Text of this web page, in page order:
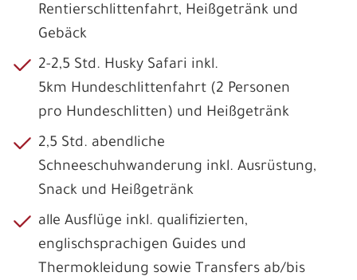
Rentierschlittenfahrt, Heißgetränk und
Gebäck
2-2,5 Std. Husky Safari inkl.
5km Hundeschlittenfahrt (2 Personen
pro Hundeschlitten) und Heißgetränk
2,5 Std. abendliche
Schneeschuhwanderung inkl. Ausrüstung,
Snack und Heißgetränk
alle Ausflüge inkl. qualifizierten,
englischsprachigen Guides und
Thermokleidung sowie Transfers ab/bis